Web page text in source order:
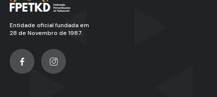
Entidade oficial fundada em
28 de Novembro de 1987.